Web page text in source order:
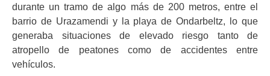
durante un tramo de algo más de 200 metros, entre el
barrio de Urazamendi y la playa de Ondarbeltz, lo que
generaba situaciones de elevado riesgo tanto de
atropello de peatones como de accidentes entre
vehículos.